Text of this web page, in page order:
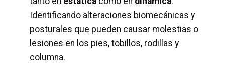
Identificando alteraciones biomecánicas y
posturales que pueden causar molestias o
lesiones en los pies, tobillos, rodillas y
columna.